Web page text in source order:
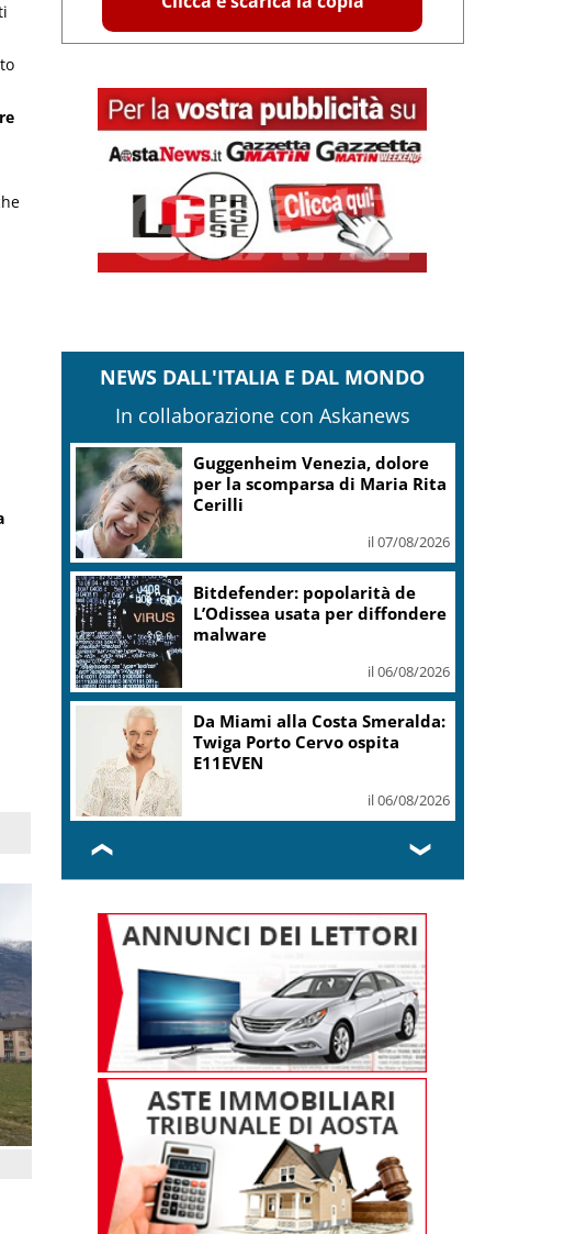
NEWS DALL'ITALIA E DAL MONDO
In collaborazione con Askanews
Guggenheim Venezia, dolore
per la scomparsa di Maria Rita
Cerilli
il 07/08/2026
Bitdefender: popolarità de
L’Odissea usata per diffondere
malware
il 06/08/2026
Da Miami alla Costa Smeralda:
Twiga Porto Cervo ospita
E11EVEN
il 06/08/2026
❮ ❯